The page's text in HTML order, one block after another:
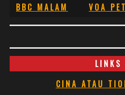
BBC MALAM
VOA
LINKS
CINA ATAU